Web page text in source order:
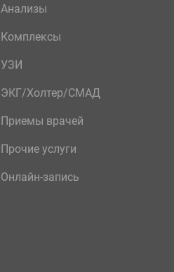
Анализы
Комплексы
УЗИ
ЭКГ/Холтер/СМАД
Приемы врачей
Прочие услуги
Онлайн-запись